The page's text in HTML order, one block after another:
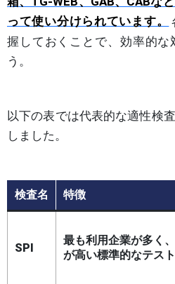
って使い分けられています。
握しておくことで、効率的な
う。
以下の表では代表的な適性検
しました。
検査名 特徴
SPI
最も利用企業が多く
が高い標準的なテスト